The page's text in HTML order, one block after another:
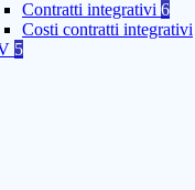
Contratti integrativi 6
Costi contratti integrativi
5